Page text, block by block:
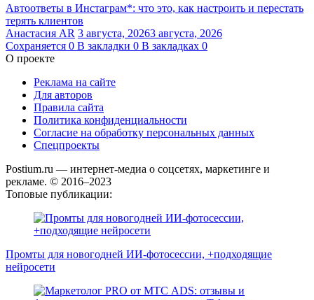
Автоответы в Инстаграм*: что это, как настроить и перестать
терять клиентов
Анастасия AR 3 августа, 20263 августа, 2026
Сохраняется 0 В закладки 0 В закладках 0
О проекте
Реклама на сайте
Для авторов
Правила сайта
Политика конфиденциальности
Согласие на обработку персональных данных
Спецпроекты
Postium.ru — интернет-медиа о соцсетях, маркетинге и
рекламе. © 2016–2023
Топовые публикации:
Промты для новогодней ИИ-фотосессии, +подходящие
нейросети